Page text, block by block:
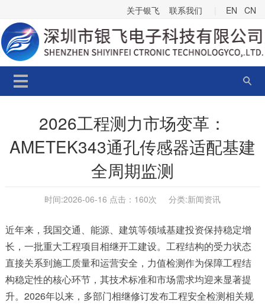
关于银飞 联系我们 EN CN
2026工程测力市场变革：
AMETEK343通孔传感器适配基建
全周期监测
时间:2026-06-16 点击： 160次 分类:新闻资讯
近年来，我国交通、能源、建筑等领域基建投资保持稳定增
长，一批重大工程项目相继开工建设。工程结构的受力状态
直接关系到施工质量和运营安全，力值检测作为保障工程结
构稳定性的核心环节，其技术标准和市场需求均迎来显著提
升。2026年以来，多部门相继修订发布工程安全检测相关规